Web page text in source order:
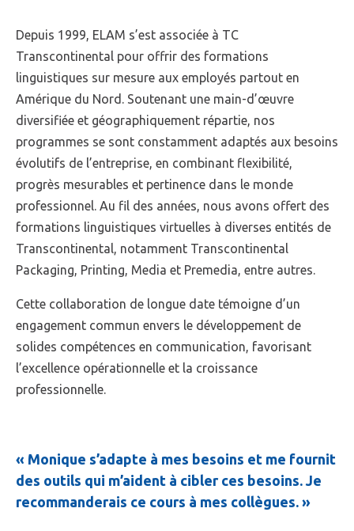
Depuis 1999, ELAM s’est associée à TC
Transcontinental pour offrir des formations
linguistiques sur mesure aux employés partout en
Amérique du Nord. Soutenant une main-d’œuvre
diversifiée et géographiquement répartie, nos
programmes se sont constamment adaptés aux besoins
évolutifs de l’entreprise, en combinant flexibilité,
progrès mesurables et pertinence dans le monde
professionnel. Au fil des années, nous avons offert des
formations linguistiques virtuelles à diverses entités de
Transcontinental, notamment Transcontinental
Packaging, Printing, Media et Premedia, entre autres.
Cette collaboration de longue date témoigne d’un
engagement commun envers le développement de
solides compétences en communication, favorisant
l’excellence opérationnelle et la croissance
professionnelle.
« Monique s’adapte à mes besoins et me fournit
des outils qui m’aident à cibler ces besoins. Je
recommanderais ce cours à mes collègues. »